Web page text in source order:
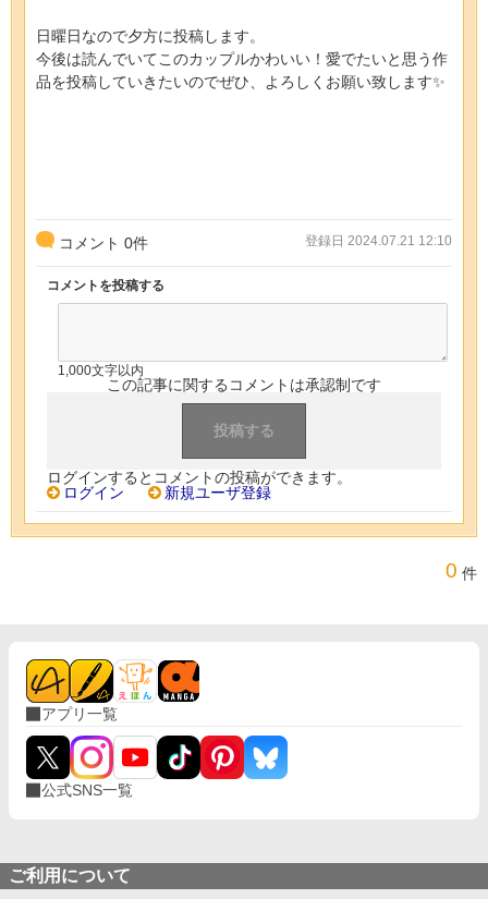
日曜日なので夕方に投稿します。
今後は読んでいてこのカップルかわいい！愛でたいと思う作
品を投稿していきたいのでぜひ、よろしくお願い致します✨
コメント 0件 登録日 2024.07.21 12:10
コメントを投稿する
1,000文字以内
この記事に関するコメントは承認制です
ログインするとコメントの投稿ができます。
ログイン
新規ユーザ登録
0 件
アプリ一覧
公式SNS一覧
ご利用について